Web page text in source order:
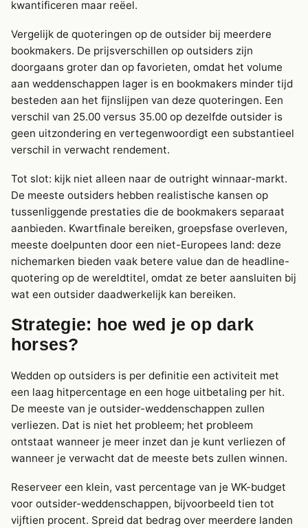
kwantificeren maar reëel.
Vergelijk de quoteringen op de outsider bij meerdere
bookmakers. De prijsverschillen op outsiders zijn
doorgaans groter dan op favorieten, omdat het volume
aan weddenschappen lager is en bookmakers minder tijd
besteden aan het fijnslijpen van deze quoteringen. Een
verschil van 25.00 versus 35.00 op dezelfde outsider is
geen uitzondering en vertegenwoordigt een substantieel
verschil in verwacht rendement.
Tot slot: kijk niet alleen naar de outright winnaar-markt.
De meeste outsiders hebben realistische kansen op
tussenliggende prestaties die de bookmakers separaat
aanbieden. Kwartfinale bereiken, groepsfase overleven,
meeste doelpunten door een niet-Europees land: deze
nichemarken bieden vaak betere value dan de headline-
quotering op de wereldtitel, omdat ze beter aansluiten bij
wat een outsider daadwerkelijk kan bereiken.
Strategie: hoe wed je op dark
horses?
Wedden op outsiders is per definitie een activiteit met
een laag hitpercentage en een hoge uitbetaling per hit.
De meeste van je outsider-weddenschappen zullen
verliezen. Dat is niet het probleem; het probleem
ontstaat wanneer je meer inzet dan je kunt verliezen of
wanneer je verwacht dat de meeste bets zullen winnen.
Reserveer een klein, vast percentage van je WK-budget
voor outsider-weddenschappen, bijvoorbeeld tien tot
vijftien procent. Spreid dat bedrag over meerdere landen